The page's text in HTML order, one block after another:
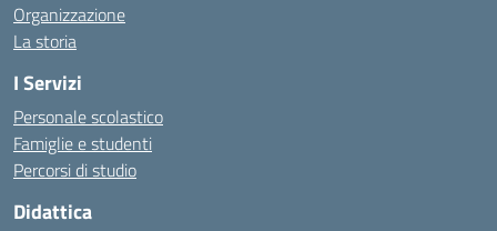
Organizzazione
La storia
I Servizi
Personale scolastico
Famiglie e studenti
Percorsi di studio
Didattica